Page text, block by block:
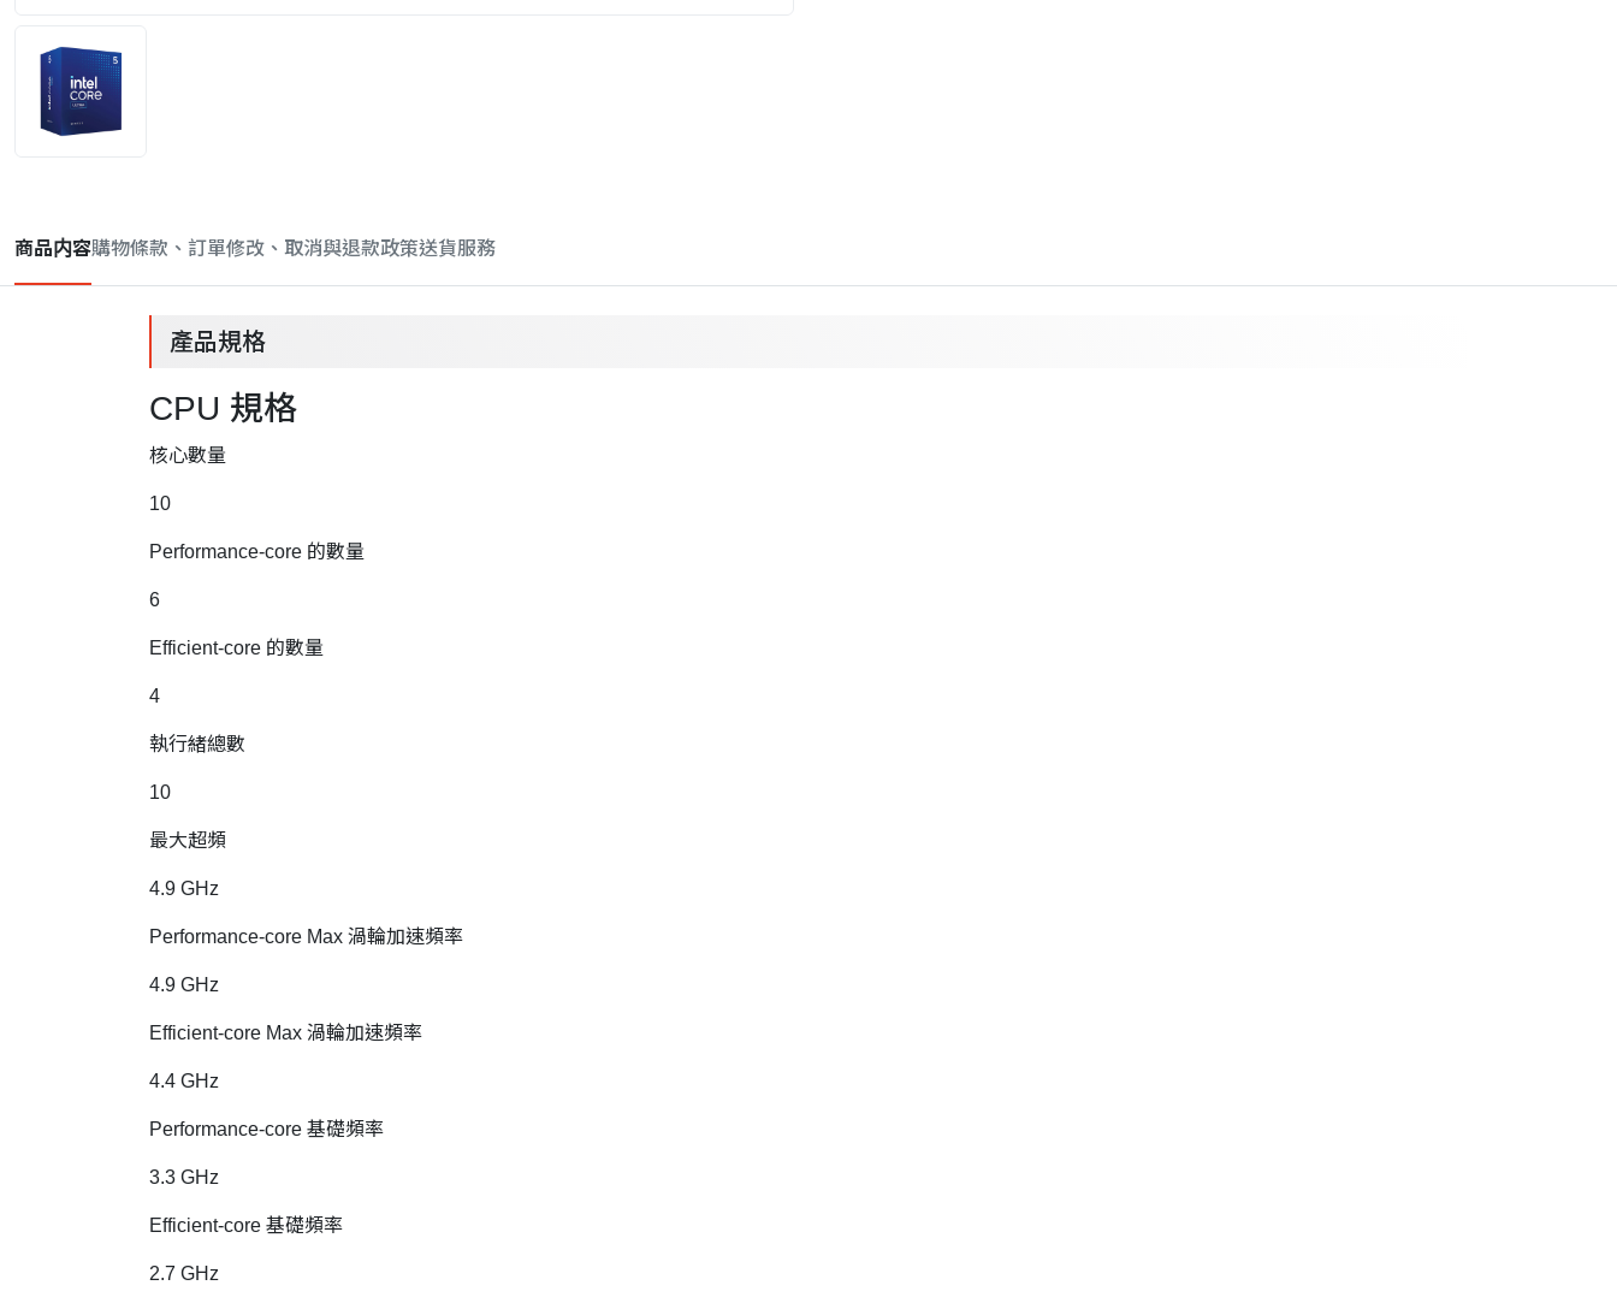
商品内容購物條款、訂單修改、取消與退款政策送貨服務
產品規格
CPU 規格
核心數量
10
Performance-core 的數量
6
Efficient-core 的數量
4
執行緒總數
10
最大超頻
4.9 GHz
Performance-core Max 渦輪加速頻率
4.9 GHz
Efficient-core Max 渦輪加速頻率
4.4 GHz
Performance-core 基礎頻率
3.3 GHz
Efficient-core 基礎頻率
2.7 GHz